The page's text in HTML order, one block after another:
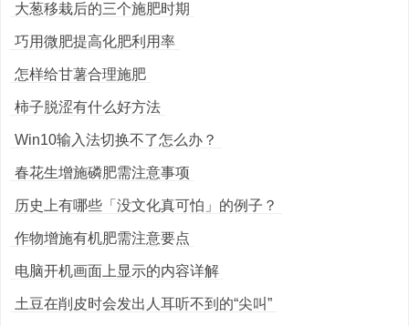
大葱移栽后的三个施肥时期
巧用微肥提高化肥利用率
怎样给甘薯合理施肥
柿子脱涩有什么好方法
Win10输入法切换不了怎么办？
春花生增施磷肥需注意事项
历史上有哪些「没文化真可怕」的例子？
作物增施有机肥需注意要点
电脑开机画面上显示的内容详解
土豆在削皮时会发出人耳听不到的“尖叫”